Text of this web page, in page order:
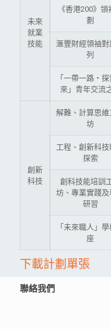
未來
就業
技能
《香港200》領
劃
滙豐財經領袖對
列
「一帶一路‧
來」青年交流
創新
科技
解難、計算思維
坊
工程、創新科技
探索
創科技能培訓
坊、專業實踐及
研習
「未來職人」
座
下載計劃單張
聯絡我們